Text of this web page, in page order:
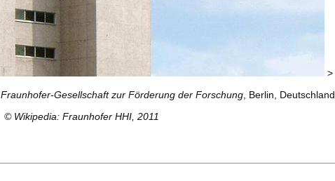
>
Fraunhofer-Gesellschaft zur Förderung der Forschung , Berlin, Deutschland
© Wikipedia: Fraunhofer HHI, 2011